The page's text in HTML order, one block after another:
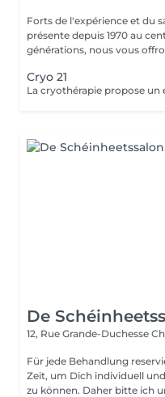
Forts de l'expérience et du
présente depuis 1970 au
générations, nous vous
Cryo 21
De
12, Rue Grande-Duchesse
Für jede Behandlung
Zeit, um Dich individuell
zu können. Daher bitte ich